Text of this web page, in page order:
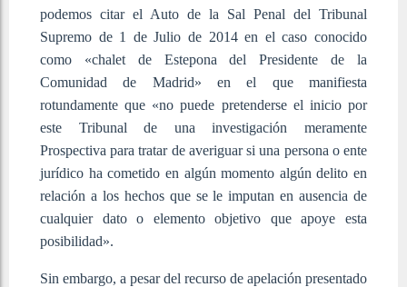
podemos citar el Auto de la Sal Penal del Tribunal
Supremo de 1 de Julio de 2014 en el caso conocido
como «chalet de Estepona del Presidente de la
Comunidad de Madrid» en el que manifiesta
rotundamente que «no puede pretenderse el inicio por
este Tribunal de una investigación meramente
Prospectiva para tratar de averiguar si una persona o ente
jurídico ha cometido en algún momento algún delito en
relación a los hechos que se le imputan en ausencia de
cualquier dato o elemento objetivo que apoye esta
posibilidad».
Sin embargo, a pesar del recurso de apelación presentado